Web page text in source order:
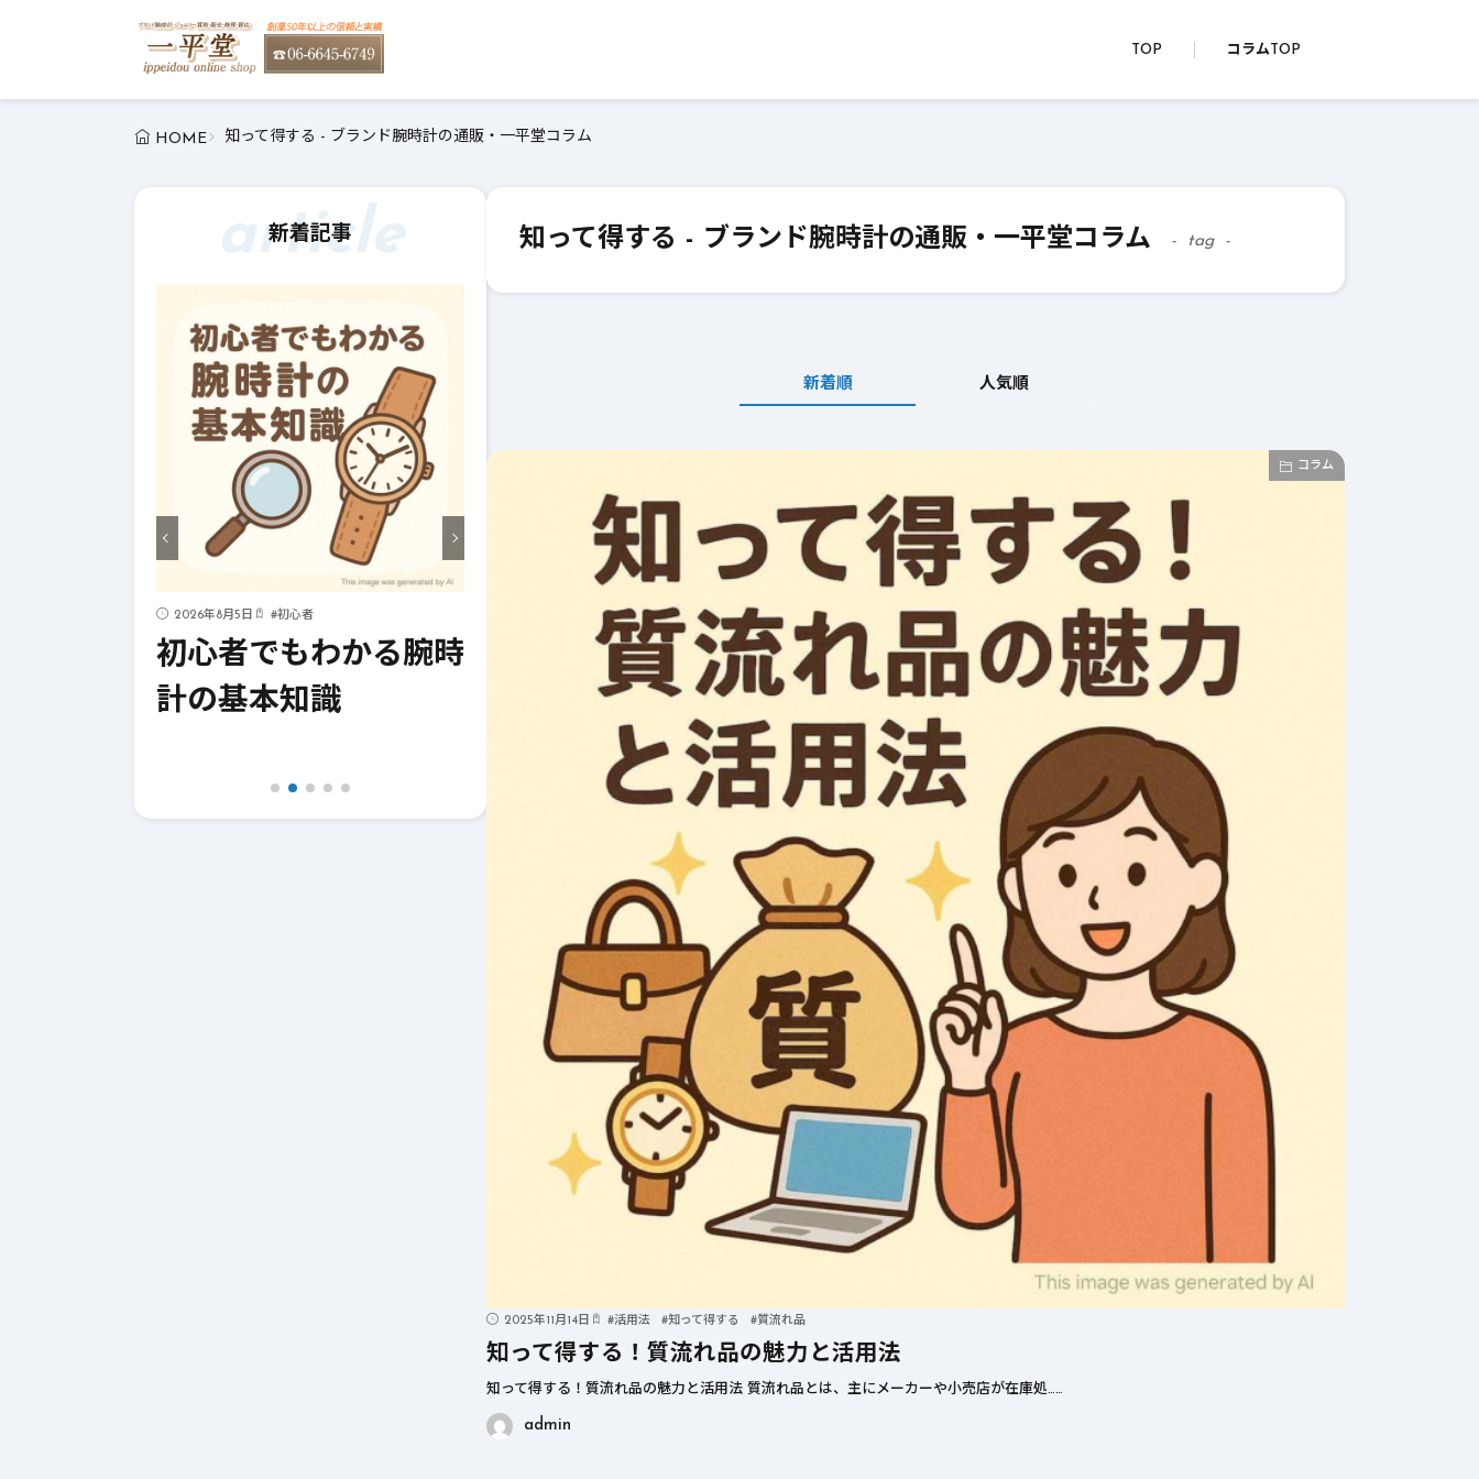
TOP コラムTOP
HOME 知って得する - ブランド腕時計の通販・一平堂コラム
新着記事
article
2026年8月5日 #初心者
初心者でもわかる腕時
計の基本知識
ジュエリー
一生の宝物にしたいダ
イヤモンドジュエリー
2026年8月3日 #ポイント
初めての純金購入！初
心者が押さえておくべ
きポイント
2026年7月31日
家族のためにできるお
金の使い道！幸せを引
き寄せる方法
知って得する - ブランド腕時計の通販・一平堂コラム tag
新着順 人気順
コラム
2025年11月14日 #活用法 #知って得する #質流れ品
知って得する！質流れ品の魅力と活用法
知って得する！質流れ品の魅力と活用法 質流れ品とは、主にメーカーや小売店が在庫処……
admin